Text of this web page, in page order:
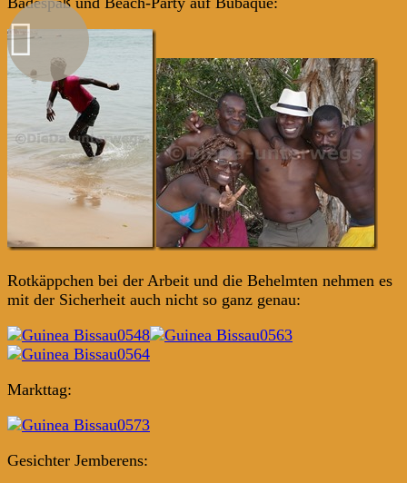
Rotkäppchen bei der Arbeit und die Behelmten nehmen es
mit der Sicherheit auch nicht so ganz genau:
Markttag:
Gesichter Jemberens: